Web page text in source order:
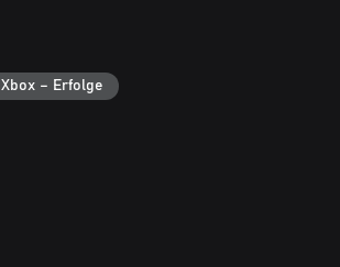
Xbox – Erfolge